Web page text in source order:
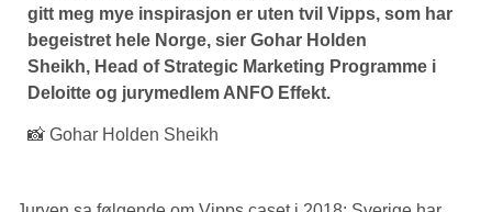
gitt meg mye inspirasjon er uten tvil Vipps, som har
begeistret hele Norge, sier Gohar Holden
Sheikh, Head of Strategic Marketing Programme i
Deloitte og jurymedlem ANFO Effekt.
📸 Gohar Holden Sheikh